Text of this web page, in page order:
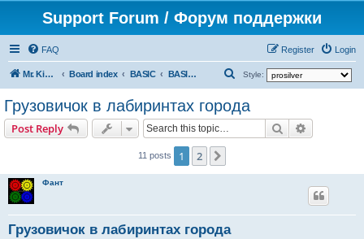
Support Forum / Форум поддержки
FAQ Login
Register
Mr. Kibernetik software Board index BASIC BASIC SDK for Xcode Style:
a
Грузовичок в лабиринтах города
Post Reply Search
11 posts 1 2
Фант
Грузовичок в лабиринтах города